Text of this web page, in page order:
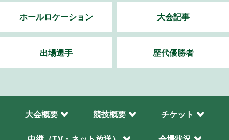
ホールロケーション 大会記事
出場選手 歴代優勝者
大会概要 競技概要 チケット